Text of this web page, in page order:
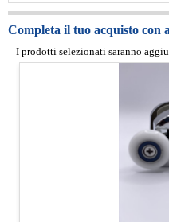
Completa il tuo acquisto con
I prodotti selezionati saranno